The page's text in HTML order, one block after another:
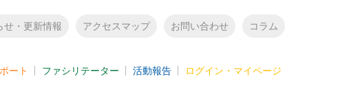
せ・更新情報 アクセスマップ お問い合わせ コラム
ート ファシリテーター 活動報告 ログイン・マイページ